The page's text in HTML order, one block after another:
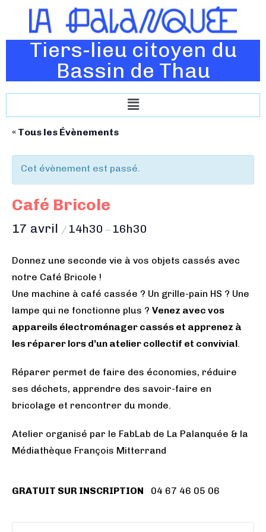
Tiers-lieu citoyen du
Bassin de Thau
« Tous les Évènements
Cet évènement est passé.
Café Bricole
17 avril / 14h30 – 16h30
Donnez une seconde vie à vos objets cassés avec
notre Café Bricole !
Une machine à café cassée ? Un grille-pain HS ? Une
lampe qui ne fonctionne plus ? Venez avec vos
appareils électroménager cassés et apprenez à
les réparer lors d’un atelier collectif et convivial.
Réparer permet de faire des économies, réduire
ses déchets, apprendre des savoir-faire en
bricolage et rencontrer du monde.
Atelier organisé par le FabLab de La Palanquée & la
Médiathèque François Mitterrand
GRATUIT SUR INSCRIPTION 04 67 46 05 06